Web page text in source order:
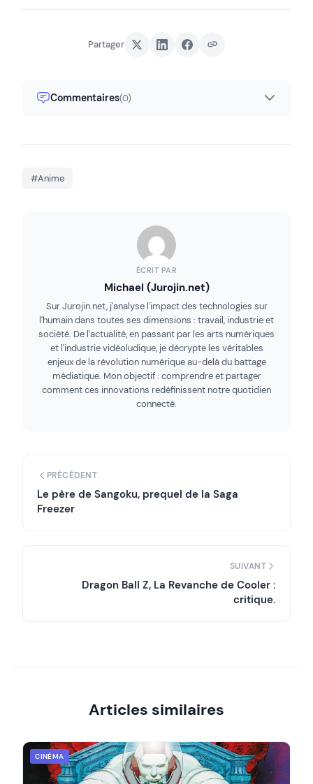
Partager
Commentaires(0)
#Anime
ÉCRIT PAR
Michael (Jurojin.net)
Sur Jurojin.net, j'analyse l'impact des technologies sur
l'humain dans toutes ses dimensions : travail, industrie et
société. De l'actualité, en passant par les arts numériques
et l'industrie vidéoludique, je décrypte les véritables
enjeux de la révolution numérique au-delà du battage
médiatique. Mon objectif : comprendre et partager
comment ces innovations redéfinissent notre quotidien
connecté.
PRÉCÉDENT
Le père de Sangoku, prequel de la Saga
Freezer
SUIVANT
Dragon Ball Z, La Revanche de Cooler :
critique.
Articles similaires
CINÉMA